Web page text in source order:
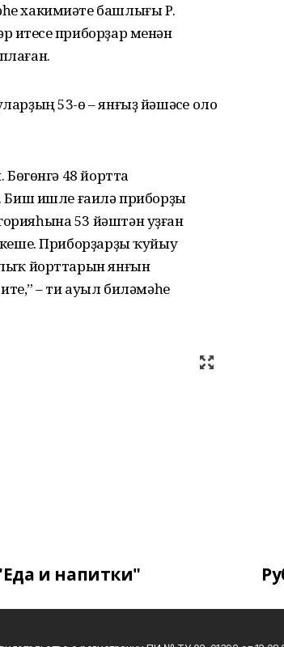
хакимиәте башлығы Р.
итеүсе приборҙар менән
53-ө – янғыҙ йәшәүсе оло
48 йортта
Биш ишле ғаилә приборҙы
53 йәштән уҙған
Приборҙарҙы ҡуйыу
йорттарын янғын
– ти ауыл биләмәһе
и напитки"